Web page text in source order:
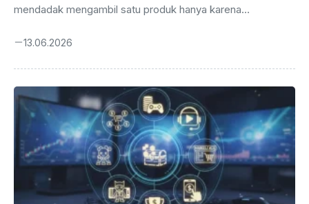
mendadak mengambil satu produk hanya karena
absolut dari sebuah desain kemasan produk makanan yang
ini, mata konsumen hanya butuh tiga detik untuk
memutuskan: beli atau tinggalkan. Desain kemasan bukan
sekadar tentang estetika semata. Ini adalah pertempuran
psikologi, strategi pemasaran, dan jaminan keamanan
pangan yang dibungkus menjadi satu entitas ...
13.06.2026